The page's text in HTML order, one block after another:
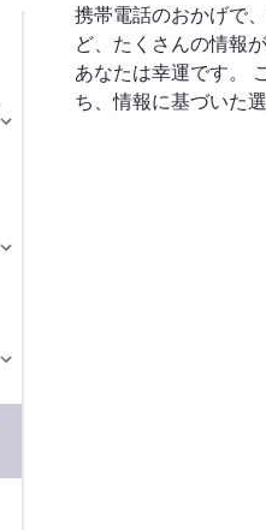
携帯電話のおかげで
ど、たくさんの情報
あなたは幸運です。
ち、情報に基づいた